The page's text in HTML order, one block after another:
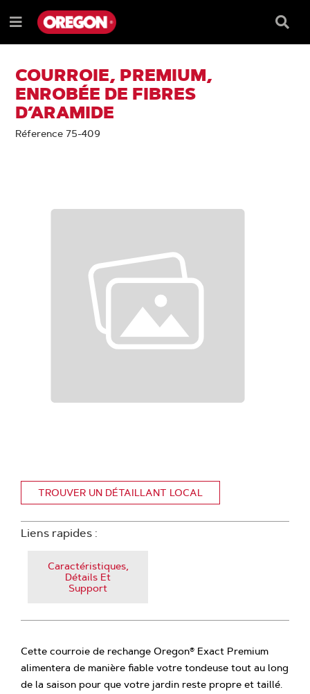
PASSER
AU
CONTENU
PASSER
AU
DE
Menu
Barre
de
COURROIE, PREMIUM,
ENROBÉE DE FIBRES
D’ARAMIDE
Réference 75-409
TROUVER UN DÉTAILLANT LOCAL
Liens rapides :
Caractéristiques,
Détails Et
Support
Cette courroie de rechange Oregon® Exact Premium
alimentera de manière fiable votre tondeuse tout au long
de la saison pour que votre jardin reste propre et taillé.